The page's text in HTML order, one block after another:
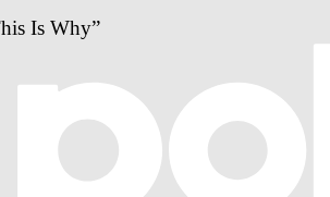
Is Why”